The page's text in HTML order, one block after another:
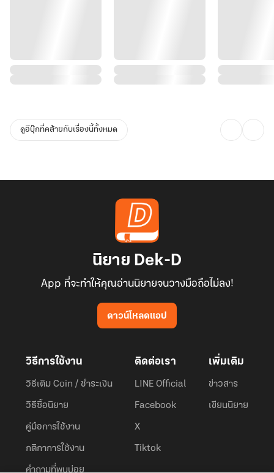
ดูอีบุ๊กที่คล้ายกับเรื่องนี้ทั้งหมด
นิยาย Dek-D
App ที่จะทำให้คุณอ่านนิยายจนวางมือถือไม่ลง!
ดาวน์โหลดแอป
วิธีการใช้งาน
วิธีเติม Coin / ชำระเงิน
วิธีซื้อนิยาย
คู่มือการใช้งาน
กติกาการใช้งาน
คำถามที่พบบ่อย
ติดต่อเรา
LINE Official
Facebook
X
Tiktok
เพิ่มเติม
ข่าวสาร
เขียนนิยาย